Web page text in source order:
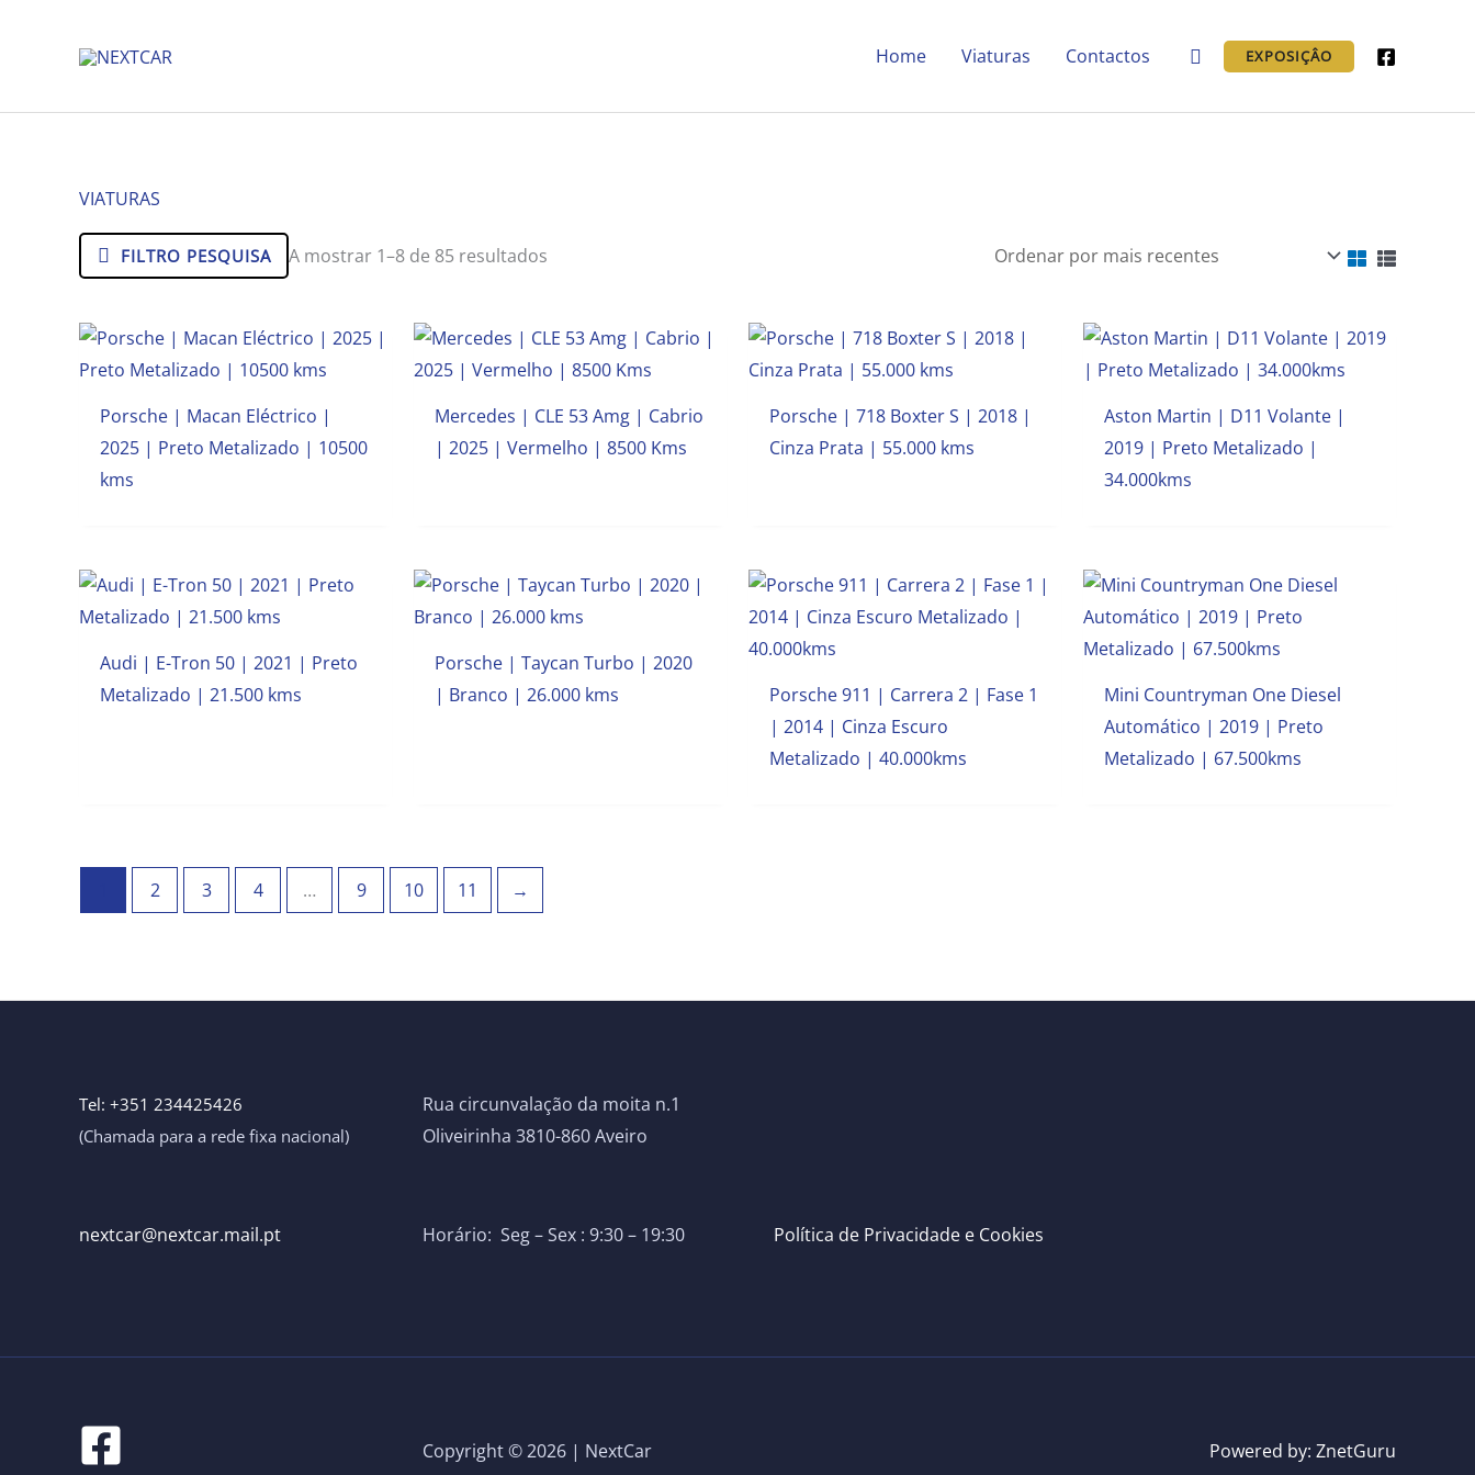
Home Viaturas Contactos PesquisarEXPOSIÇÂO
VIATURAS
FILTRO PESQUISA A mostrar 1–8 de 85 resultados
Porsche | Macan Eléctrico |
2025 | Preto Metalizado | 10500
kms
Mercedes | CLE 53 Amg | Cabrio
| 2025 | Vermelho | 8500 Kms
Porsche | 718 Boxter S | 2018 |
Cinza Prata | 55.000 kms
Aston Martin | D11 Volante |
2019 | Preto Metalizado |
34.000kms
Audi | E-Tron 50 | 2021 | Preto
Metalizado | 21.500 kms
Porsche | Taycan Turbo | 2020
| Branco | 26.000 kms
Porsche 911 | Carrera 2 | Fase 1
| 2014 | Cinza Escuro
Metalizado | 40.000kms
Mini Countryman One Diesel
Automático | 2019 | Preto
Metalizado | 67.500kms
2 3 4 … 9 10 11 →
Tel: +351 234425426
(Chamada para a rede fixa nacional)
nextcar@nextcar.mail.pt ​
Rua circunvalação da moita n.1
Oliveirinha 3810-860 Aveiro
Horário: Seg – Sex : 9:30 – 19:30 Política de Privacidade e Cookies
Copyright © 2026 | NextCar Powered by: ZnetGuru